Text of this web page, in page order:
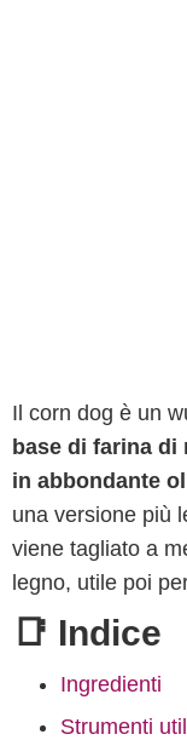
Il corn dog è un
base di farina di
in abbondante
una versione più
viene tagliato a
legno, utile poi
📑 Indice
Ingredienti
Strumenti